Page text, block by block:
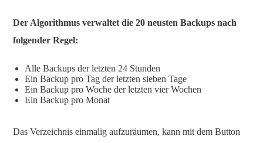
Der Algorithmus verwaltet die 20 neusten Backups nach
folgender Regel:
Alle Backups der letzten 24 Stunden
Ein Backup pro Tag der letzten sieben Tage
Ein Backup pro Woche der letzten vier Wochen
Ein Backup pro Monat
Das Verzeichnis einmalig aufzuräumen, kann mit dem Button